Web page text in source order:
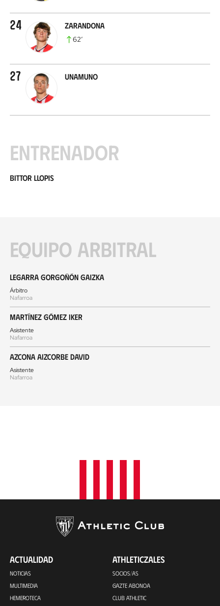
24 Zarandona
62’
27 Unamuno
Entrenador
Bittor Llopis
Equipo arbitral
Legarra Gorgoñón Gaizka
Árbitro
Nafarroa
Martínez Gómez Iker
Asistente
Nafarroa
Azcona Aizcorbe David
Asistente
Nafarroa
ACTUALIDAD
NOTICIAS
MULTIMEDIA
HEMEROTECA
ATHLETICZALES
SOCIOS/AS
GAZTE ABONOA
CLUB ATHLETIC